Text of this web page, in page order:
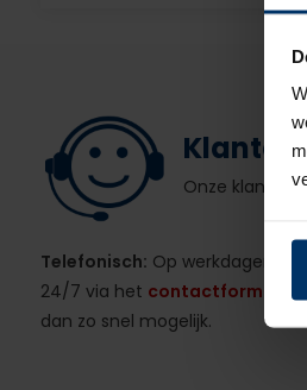
Onze
Telefonisch: Op werkdagen
24/7 via het contactformulier
dan zo snel mogelijk.